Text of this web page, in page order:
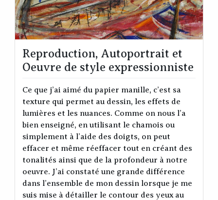
Reproduction, Autoportrait et
Oeuvre de style expressionniste
Ce que j’ai aimé du papier manille, c’est sa
texture qui permet au dessin, les effets de
lumières et les nuances. Comme on nous l’a
bien enseigné, en utilisant le chamois ou
simplement à l’aide des doigts, on peut
effacer et même réeffacer tout en créant des
tonalités ainsi que de la profondeur à notre
oeuvre. J’ai constaté une grande différence
dans l’ensemble de mon dessin lorsque je me
suis mise à détailler le contour des yeux au